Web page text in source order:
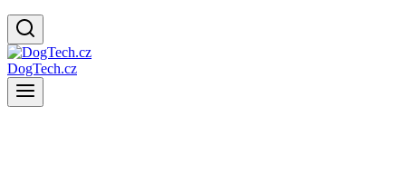
DogTech.cz